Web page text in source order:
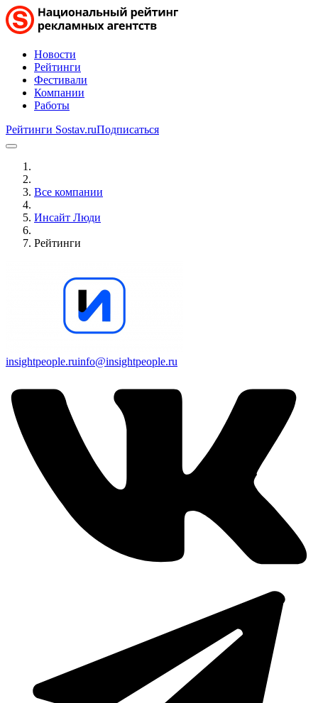
Новости
Рейтинги
Фестивали
Компании
Работы
Рейтинги Sostav.ruПодписаться
Все компании
Инсайт Люди
Рейтинги
insightpeople.ruinfo@insightpeople.ru